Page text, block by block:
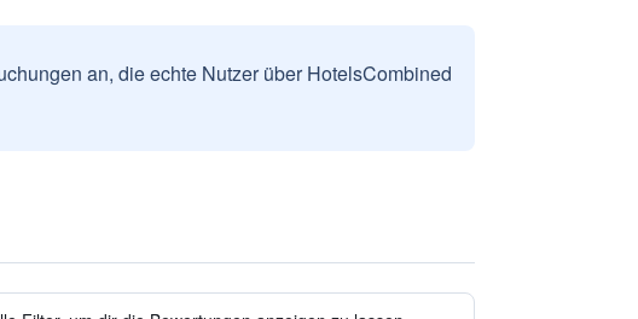
an, die echte Nutzer über HotelsCombined